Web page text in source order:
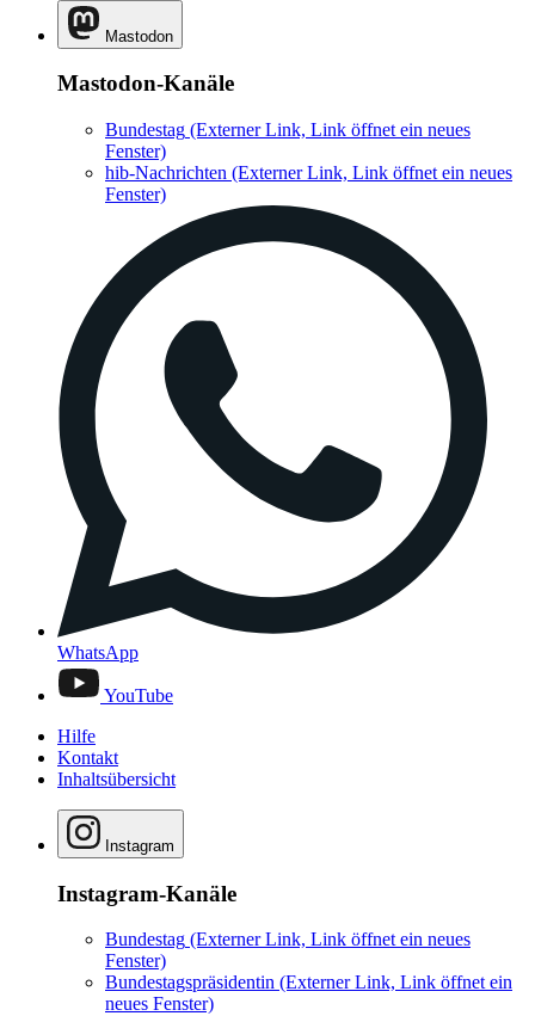
Mastodon
Mastodon-Kanäle
Bundestag (Externer Link, Link öffnet ein neues
Fenster)
hib-Nachrichten (Externer Link, Link öffnet ein neues
Fenster)
WhatsApp
YouTube
Hilfe
Kontakt
Inhaltsübersicht
Instagram
Instagram-Kanäle
Bundestag (Externer Link, Link öffnet ein neues
Fenster)
Bundestagspräsidentin (Externer Link, Link öffnet ein
neues Fenster)